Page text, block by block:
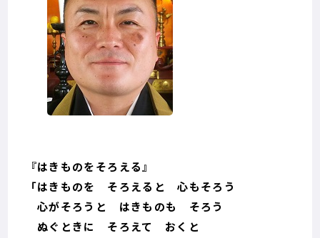
『はきものをそろえる』
「はきものを そろえると 心もそろう
心がそろうと はきものも そろう
ぬぐときに そろえて おくと